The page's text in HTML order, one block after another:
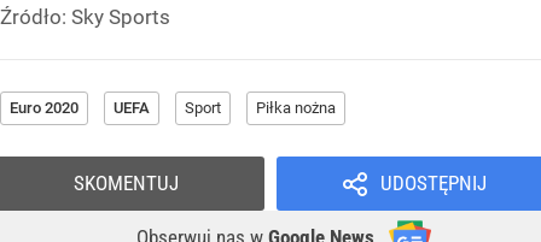
Źródło: Sky Sports
Euro 2020 UEFA Sport Piłka nożna
UDOSTĘPNIJ
Obserwuj nas w Google News
SKOMENTUJ